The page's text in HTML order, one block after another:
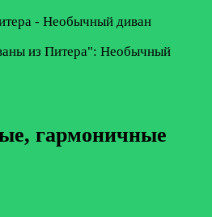
гармоничные